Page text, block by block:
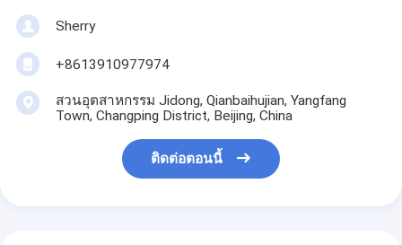
Sherry
+8613910977974
สวนอุตสาหกรรม Jidong, Qianbaihujian, Yangfang
Town, Changping District, Beijing, China
ติดต่อตอนนี้